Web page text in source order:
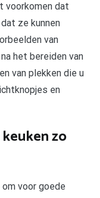
voorkomen dat
ze kunnen
van
het bereiden van
van plekken die u
en
zo
voor goede